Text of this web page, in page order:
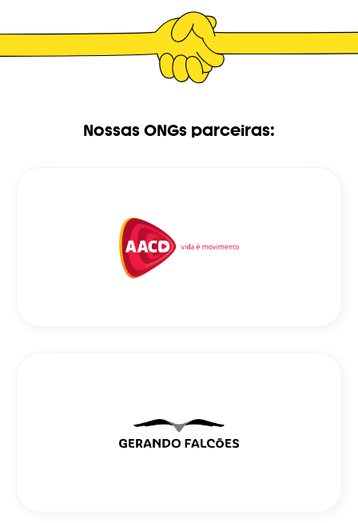
Nossas ONGs parceiras: